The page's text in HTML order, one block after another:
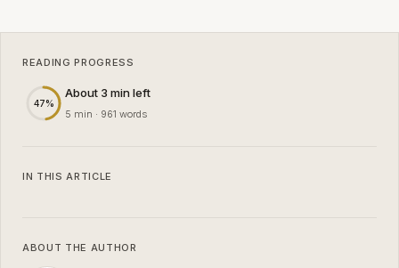
READING PROGRESS
47%
About 3 min left
5 min · 961 words
IN THIS ARTICLE
ABOUT THE AUTHOR